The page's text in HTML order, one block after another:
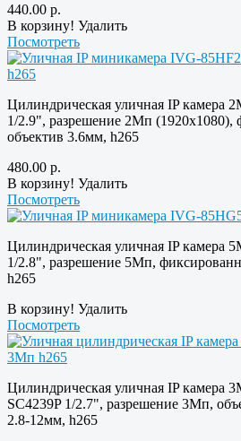
440.00 р.
В корзину! Удалить
Посмотреть
Цилиндрическая уличная IP камера
1/2.9", разрешение 2Мп (1920х1080),
объектив 3.6мм, h265
480.00 р.
В корзину! Удалить
Посмотреть
Цилиндрическая уличная IP камера
1/2.8", разрешение 5Мп,
h265
В корзину! Удалить
Посмотреть
Цилиндрическая уличная IP камера
SC4239P 1/2.7", разрешение 3Мп,
2.8-12мм, h265